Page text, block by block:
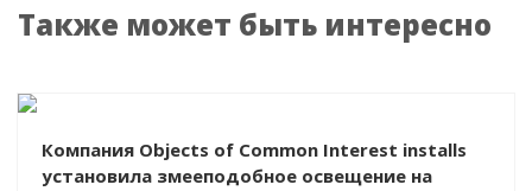
Также может быть интересно
Компания Objects of Common Interest installs
установила змееподобное освещение на